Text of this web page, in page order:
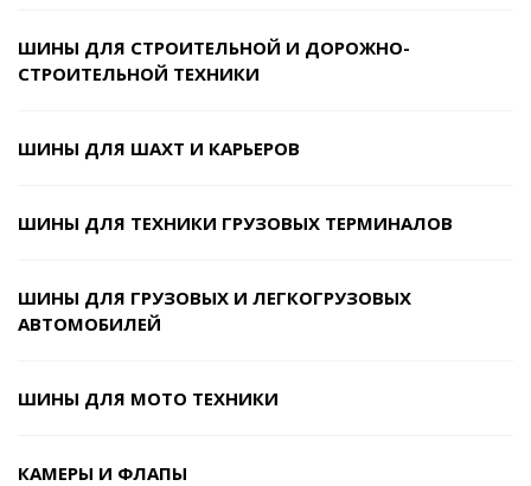
ШИНЫ ДЛЯ СТРОИТЕЛЬНОЙ И ДОРОЖНО-
СТРОИТЕЛЬНОЙ ТЕХНИКИ
ШИНЫ ДЛЯ ШАХТ И КАРЬЕРОВ
ШИНЫ ДЛЯ ТЕХНИКИ ГРУЗОВЫХ ТЕРМИНАЛОВ
ШИНЫ ДЛЯ ГРУЗОВЫХ И ЛЕГКОГРУЗОВЫХ
АВТОМОБИЛЕЙ
ШИНЫ ДЛЯ МОТО ТЕХНИКИ
КАМЕРЫ И ФЛАПЫ